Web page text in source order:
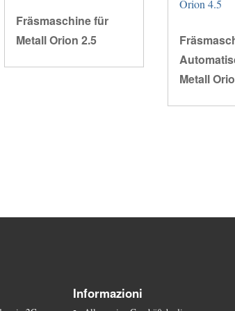
Fräsmaschine für
Metall Orion 2.5
Metall
Informazioni